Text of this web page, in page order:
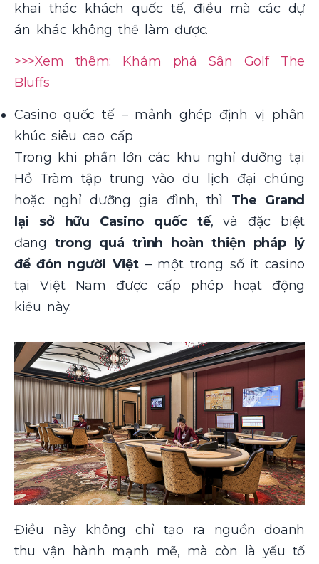
khai thác khách quốc tế, điều mà các dự
án khác không thể làm được.
>>>Xem thêm: Khám phá Sân Golf The
Bluffs
Casino quốc tế – mảnh ghép định vị phân
khúc siêu cao cấp
Trong khi phần lớn các khu nghỉ dưỡng tại
Hồ Tràm tập trung vào du lịch đại chúng
hoặc nghỉ dưỡng gia đình, thì The Grand
lại sở hữu Casino quốc tế, và đặc biệt
đang trong quá trình hoàn thiện pháp lý
để đón người Việt – một trong số ít casino
tại Việt Nam được cấp phép hoạt động
kiểu này.
Điều này không chỉ tạo ra nguồn doanh
thu vận hành mạnh mẽ, mà còn là yếu tố